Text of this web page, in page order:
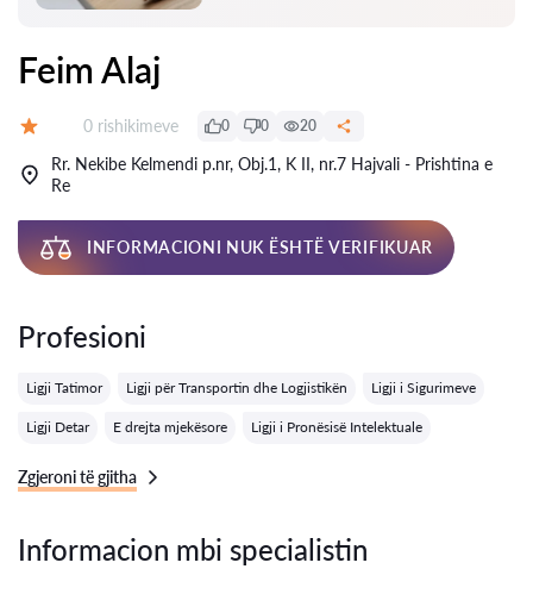
Feim Alaj
Rishikime:
0 rishikimeve 0 0 20
Rr. Nekibe Kelmendi p.nr, Obj.1, K II, nr.7 Hajvali - Prishtina e
Re
INFORMACIONI NUK ËSHTË VERIFIKUAR
Profesioni
Ligji Tatimor Ligji për Transportin dhe Logjistikën Ligji i Sigurimeve
Ligji Detar E drejta mjekësore Ligji i Pronësisë Intelektuale
Zgjeroni të gjitha
Informacion mbi specialistin